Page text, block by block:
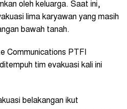
oleh keluarga. Saat ini,
lima karyawan yang masih
bawah tanah.
Communications PTFI
tim evakuasi kali ini
belakangan ikut